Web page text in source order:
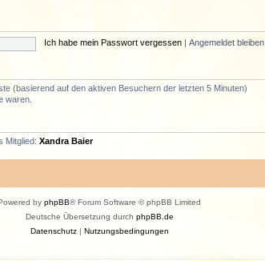
Ich habe mein Passwort vergessen Angemeldet bleiben
(basierend auf den aktiven Besuchern der letzten 5 Minuten)
waren.
Mitglied: Xandra Baier
by phpBB® Forum Software © phpBB Limited
Deutsche Übersetzung durch phpBB.de
Datenschutz| Nutzungsbedingungen